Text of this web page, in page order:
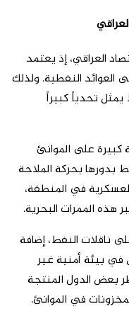
العراقي، إذ يعتمد
العوائد النفطية. ولذلك
تحدياً كبيراً
كبيرة على الموانئ
بدورها بحركة الملاحة
في المنطقة،
هذه الممرات البحرية.
ناقلات النفط، إضافة
في بيئة أمنية غير
الدول المنتجة
في الموانئ.